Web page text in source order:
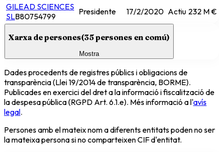
GILEAD SCIENCES
SLB80754799 Presidente 17/2/2020 Actiu 232 M €
Xarxa de persones(35persones en comú)
Mostra
Dades procedents de registres públics i obligacions de
transparència (Llei 19/2014 de transparència, BORME).
Publicades en exercici del dret a la informació i fiscalització de
la despesa pública (RGPD Art. 6.1.e). Més informació a l'avís
legal.
Persones amb el mateix nom a diferents entitats poden no ser
la mateixa persona si no comparteixen CIF d'entitat.